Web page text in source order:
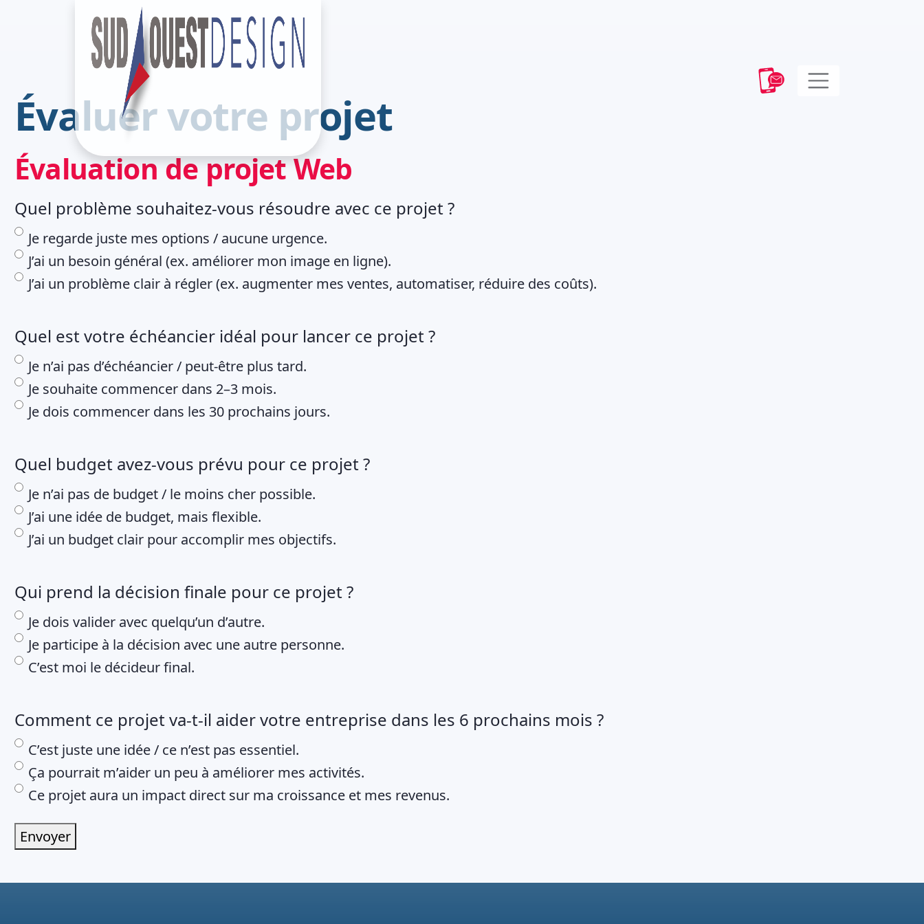
Évaluer votre projet
Évaluation de projet Web
Quel problème souhaitez-vous résoudre avec ce projet ?
Je regarde juste mes options / aucune urgence.
J’ai un besoin général (ex. améliorer mon image en ligne).
J’ai un problème clair à régler (ex. augmenter mes ventes, automatiser, réduire des coûts).
Quel est votre échéancier idéal pour lancer ce projet ?
Je n’ai pas d’échéancier / peut-être plus tard.
Je souhaite commencer dans 2–3 mois.
Je dois commencer dans les 30 prochains jours.
Quel budget avez-vous prévu pour ce projet ?
Je n’ai pas de budget / le moins cher possible.
J’ai une idée de budget, mais flexible.
J’ai un budget clair pour accomplir mes objectifs.
Qui prend la décision finale pour ce projet ?
Je dois valider avec quelqu’un d’autre.
Je participe à la décision avec une autre personne.
C’est moi le décideur final.
Comment ce projet va-t-il aider votre entreprise dans les 6 prochains mois ?
C’est juste une idée / ce n’est pas essentiel.
Ça pourrait m’aider un peu à améliorer mes activités.
Ce projet aura un impact direct sur ma croissance et mes revenus.
Envoyer